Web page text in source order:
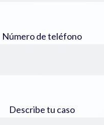
Número de teléfono
Describe tu caso